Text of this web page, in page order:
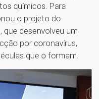
químicos. Para
o projeto do
que desenvolveu um
por coronavírus,
que o formam.